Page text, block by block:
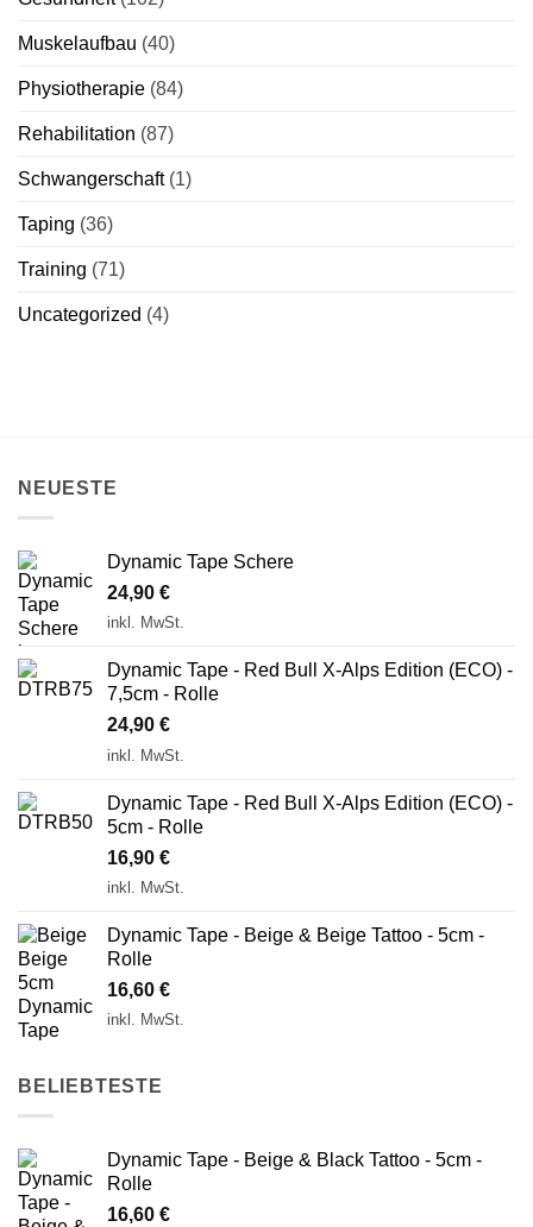
Muskelaufbau (40)
Physiotherapie (84)
Rehabilitation (87)
Schwangerschaft(1)
Taping (36)
Training (71)
Uncategorized (4)
NEUESTE
Dynamic Tape Schere
24,90 €
inkl. MwSt.
Dynamic Tape - Red Bull X-Alps Edition (ECO) -
7,5cm - Rolle
24,90 €
inkl. MwSt.
Dynamic Tape - Red Bull X-Alps Edition (ECO) -
5cm - Rolle
16,90 €
inkl. MwSt.
Dynamic Tape - Beige & Beige Tattoo - 5cm -
Rolle
16,60 €
inkl. MwSt.
BELIEBTESTE
Dynamic Tape - Beige & Black Tattoo - 5cm -
Rolle
16,60 €